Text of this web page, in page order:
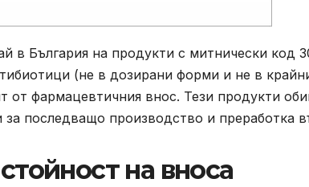
в България на продукти с митнически
(не в дозирани форми и не в
от фармацевтичния внос. Тези продукти
за последващо производство и преработка
на вноса